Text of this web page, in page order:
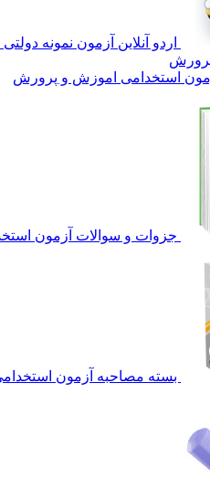
اردو آنلاین آزمون نمونه دولتی
استخدامی اموزش و پرورش
جزوات و سوالات آزمون
بسته مصاحبه آزمون